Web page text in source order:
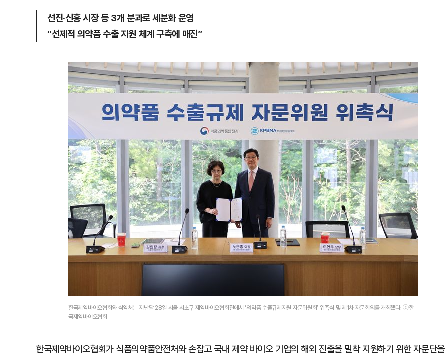
선진·신흥 시장 등 3개 분과로 세분화 운영
“선제적 의약품 수출 지원 체계 구축에 매진”
한국제약바이오협회와 식약처는 지난달 28일 서울 서초구 제약바이오협회관에서 ‘의약품 수출규제지원 자문위원회’ 위촉식 및 제1차 자문회의를 개최했다. ⓒ한
국제약바이오협회
한국제약바이오협회가 식품의약품안전처와 손잡고 국내 제약 바이오 기업의 해외 진출을 밀착 지원하기 위한 자문단을